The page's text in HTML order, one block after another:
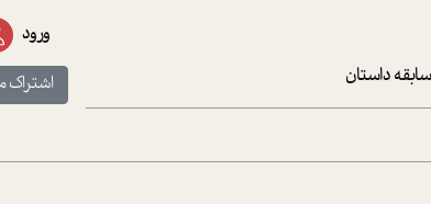
داستان
ورود
اشتراک